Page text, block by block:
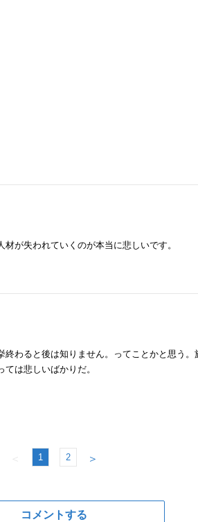
が失われていくのが本当に悲しいです。
わると後は知りません。ってことかと思う
は悲しいばかりだ。
＜ 1 2 ＞
コメントする